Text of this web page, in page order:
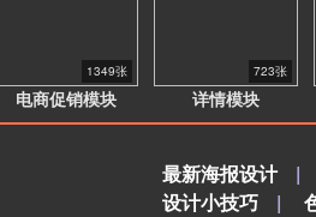
电商促销模块
1349张
详情模块
723张
最新海报设计
|
设计小技巧
|